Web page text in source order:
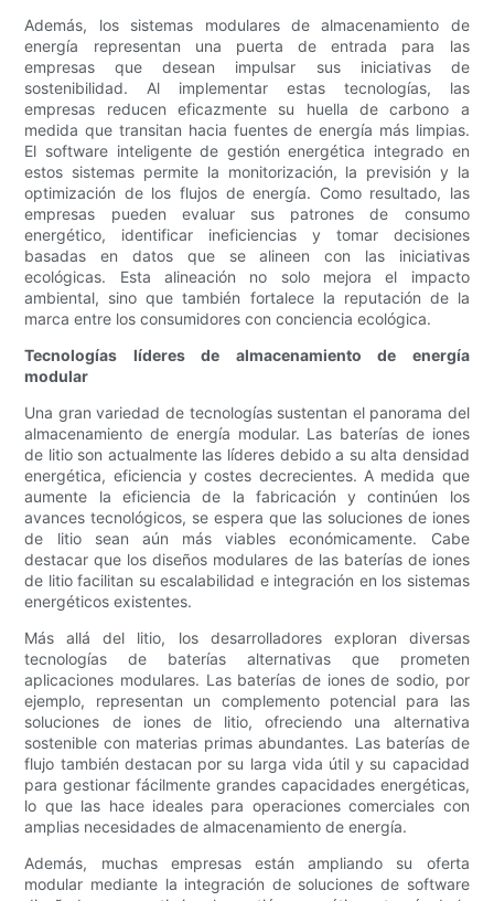
Además, los sistemas modulares de almacenamiento de
energía representan una puerta de entrada para las
empresas que desean impulsar sus iniciativas de
sostenibilidad. Al implementar estas tecnologías, las
empresas reducen eficazmente su huella de carbono a
medida que transitan hacia fuentes de energía más limpias.
El software inteligente de gestión energética integrado en
estos sistemas permite la monitorización, la previsión y la
optimización de los flujos de energía. Como resultado, las
empresas pueden evaluar sus patrones de consumo
energético, identificar ineficiencias y tomar decisiones
basadas en datos que se alineen con las iniciativas
ecológicas. Esta alineación no solo mejora el impacto
ambiental, sino que también fortalece la reputación de la
marca entre los consumidores con conciencia ecológica.
Tecnologías líderes de almacenamiento de energía
modular
Una gran variedad de tecnologías sustentan el panorama del
almacenamiento de energía modular. Las baterías de iones
de litio son actualmente las líderes debido a su alta densidad
energética, eficiencia y costes decrecientes. A medida que
aumente la eficiencia de la fabricación y continúen los
avances tecnológicos, se espera que las soluciones de iones
de litio sean aún más viables económicamente. Cabe
destacar que los diseños modulares de las baterías de iones
de litio facilitan su escalabilidad e integración en los sistemas
energéticos existentes.
Más allá del litio, los desarrolladores exploran diversas
tecnologías de baterías alternativas que prometen
aplicaciones modulares. Las baterías de iones de sodio, por
ejemplo, representan un complemento potencial para las
soluciones de iones de litio, ofreciendo una alternativa
sostenible con materias primas abundantes. Las baterías de
flujo también destacan por su larga vida útil y su capacidad
para gestionar fácilmente grandes capacidades energéticas,
lo que las hace ideales para operaciones comerciales con
amplias necesidades de almacenamiento de energía.
Además, muchas empresas están ampliando su oferta
modular mediante la integración de soluciones de software